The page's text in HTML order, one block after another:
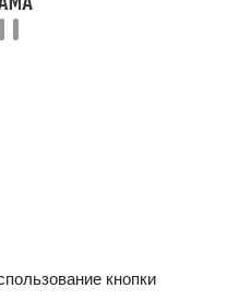
кнопки